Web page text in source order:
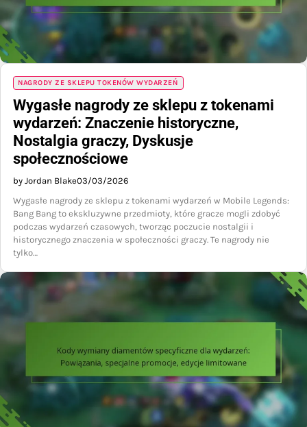
NAGRODY ZE SKLEPU TOKENÓW WYDARZEŃ
Wygasłe nagrody ze sklepu z tokenami
wydarzeń: Znaczenie historyczne,
Nostalgia graczy, Dyskusje
społecznościowe
by Jordan Blake03/03/2026
Wygasłe nagrody ze sklepu z tokenami wydarzeń w Mobile Legends:
Bang Bang to ekskluzywne przedmioty, które gracze mogli zdobyć
podczas wydarzeń czasowych, tworząc poczucie nostalgii i
historycznego znaczenia w społeczności graczy. Te nagrody nie
tylko…